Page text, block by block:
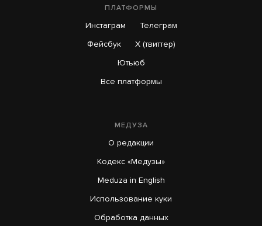
ПЛАТФОРМЫ
Инстаграм
Телеграм
Фейсбук
X (твиттер)
Ютьюб
Все платформы
МЕДУЗА
О редакции
Кодекс «Медузы»
Meduza in English
Использование куки
Обработка данных